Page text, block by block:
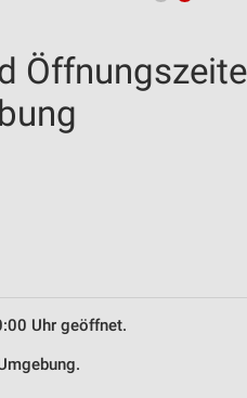
Uhr geöffnet.